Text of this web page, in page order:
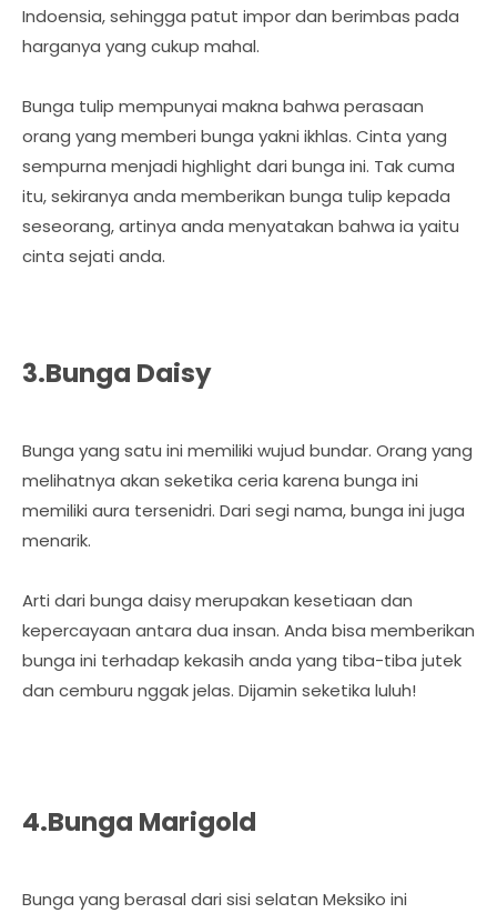
Indoensia, sehingga patut impor dan berimbas pada
harganya yang cukup mahal.
Bunga tulip mempunyai makna bahwa perasaan
orang yang memberi bunga yakni ikhlas. Cinta yang
sempurna menjadi highlight dari bunga ini. Tak cuma
itu, sekiranya anda memberikan bunga tulip kepada
seseorang, artinya anda menyatakan bahwa ia yaitu
cinta sejati anda.
3.Bunga Daisy
Bunga yang satu ini memiliki wujud bundar. Orang yang
melihatnya akan seketika ceria karena bunga ini
memiliki aura tersenidri. Dari segi nama, bunga ini juga
menarik.
Arti dari bunga daisy merupakan kesetiaan dan
kepercayaan antara dua insan. Anda bisa memberikan
bunga ini terhadap kekasih anda yang tiba-tiba jutek
dan cemburu nggak jelas. Dijamin seketika luluh!
4.Bunga Marigold
Bunga yang berasal dari sisi selatan Meksiko ini